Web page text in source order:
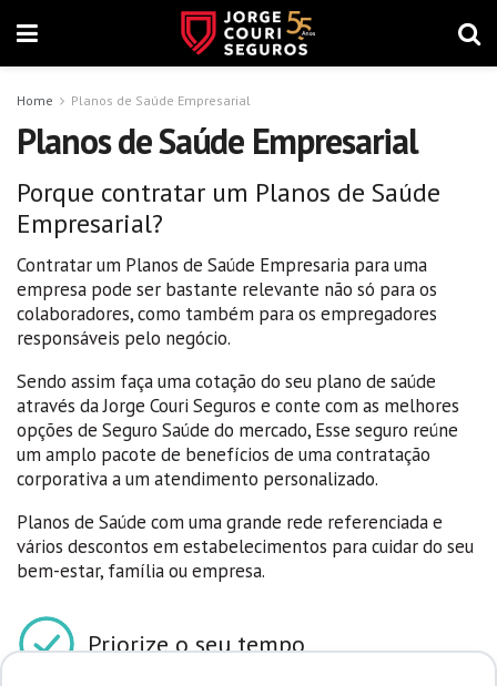
Home Planos de Saúde Empresarial
Planos de Saúde Empresarial
Porque contratar um Planos de Saúde
Empresarial?
Contratar um Planos de Saúde Empresaria para uma
empresa pode ser bastante relevante não só para os
colaboradores, como também para os empregadores
responsáveis pelo negócio.
Sendo assim faça uma cotação do seu plano de saúde
através da Jorge Couri Seguros e conte com as melhores
opções de Seguro Saúde do mercado, Esse seguro reúne
um amplo pacote de benefícios de uma contratação
corporativa a um atendimento personalizado.
Planos de Saúde com uma grande rede referenciada e
vários descontos em estabelecimentos para cuidar do seu
bem-estar, família ou empresa.
Priorize o seu tempo